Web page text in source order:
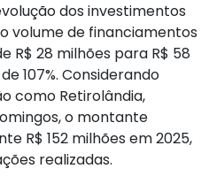
dos investimentos
volume de financiamentos
R$ 28 milhões para R$ 58
107%. Considerando
como Retirolândia,
o montante
R$ 152 milhões em 2025,
realizadas.